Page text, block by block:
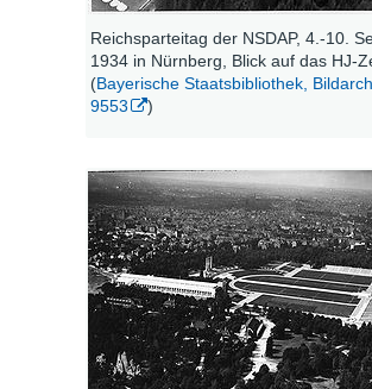
Reichsparteitag der NSDAP, 4.-10.
1934 in Nürnberg, Blick auf das HJ-
(Bayerische Staatsbibliothek,
9553
)